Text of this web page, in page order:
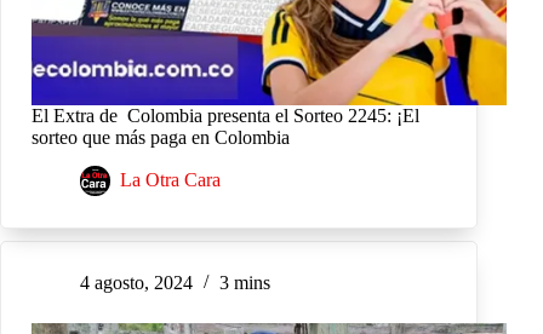
El Extra de Colombia presenta el Sorteo 2245: ¡El
sorteo que más paga en Colombia
La Otra Cara
4 agosto, 2024 3 mins